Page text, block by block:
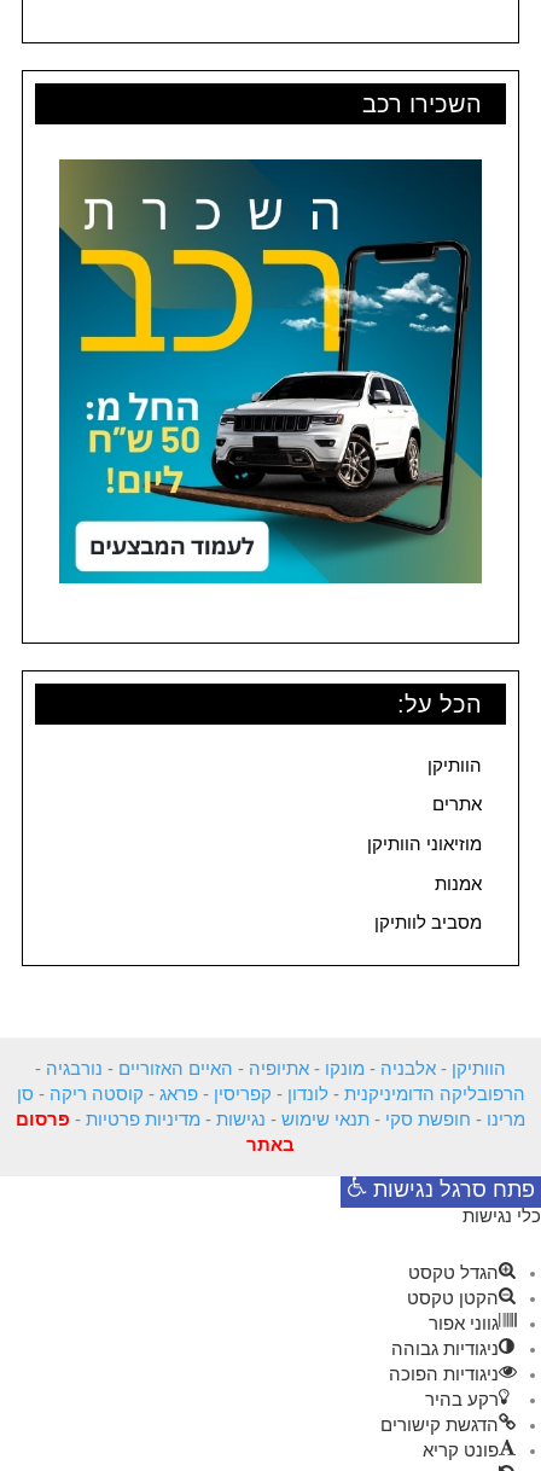
השכירו רכב
הכל על:
הוותיקן
אתרים
מוזיאוני הוותיקן
אמנות
מסביב לוותיקן
הוותיקן - אלבניה - מונקו - אתיופיה - האיים האזוריים - נורבגיה -
הרפובליקה הדומיניקנית -לונדון - קפריסין -פראג - קוסטה ריקה - סן
מרינו - חופשת סקי - תנאי שימוש - נגישות - מדיניות פרטיות - פרסום
באתר
פתח סרגל נגישות
כלי נגישות
הגדל טקסט
הקטן טקסט
גווני אפור
ניגודיות גבוהה
ניגודיות הפוכה
רקע בהיר
הדגשת קישורים
פונט קריא